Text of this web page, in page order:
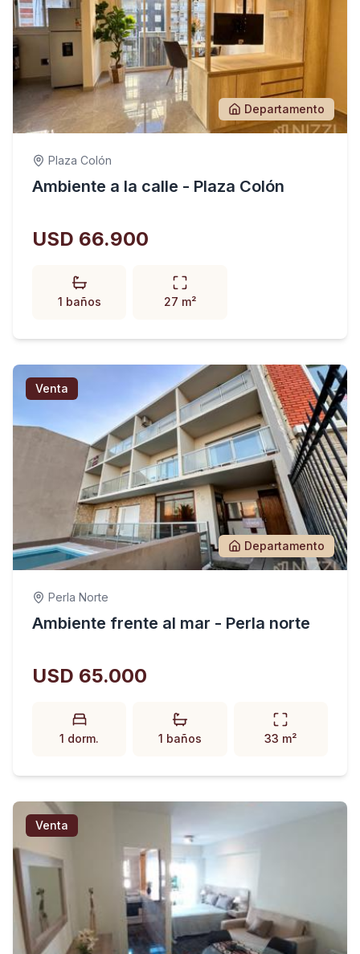
Departamento
Plaza Colón
Ambiente a la calle - Plaza Colón
USD 66.900
1 baños 27 m²
Venta
Departamento
Perla Norte
Ambiente frente al mar - Perla norte
USD 65.000
1 dorm. 1 baños 33 m²
Venta